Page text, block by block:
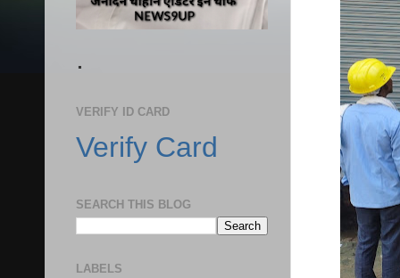
.
VERIFY ID CARD
Verify Card
SEARCH THIS BLOG
LABELS